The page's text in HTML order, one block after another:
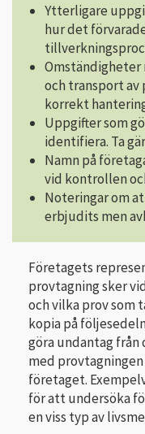
Ytterligare
hur det
och transport av
korrekt
Uppgifter som
identifiera. Ta
Namn på
vid kontrollen
Noteringar om
erbjudits men
Företagets
provtagning sker
och vilka prov som
kopia på
göra undantag från
med
företaget.
för att undersöka
en viss typ av